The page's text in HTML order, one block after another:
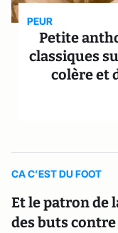
PEUR
Petite
classiques
colère et
CA C’EST DU FOOT
Et le patron de
des buts